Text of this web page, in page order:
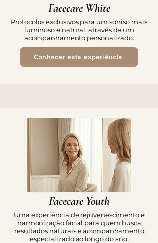
Facecare White
Protocolos exclusivos para um sorriso mais
luminoso e natural, através de um
acompanhamento personalizado.
Conhecer esta experiência
Facecare Youth
Uma experiência de rejuvenescimento e
harmonização facial para quem busca
resultados naturais e acompanhamento
especializado ao longo do ano.